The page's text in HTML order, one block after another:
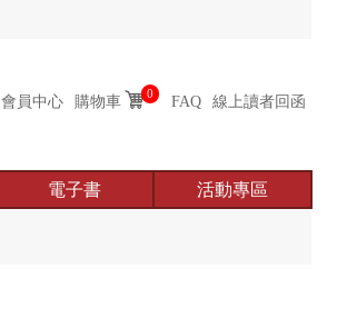
會員中心 購物車 0 FAQ 線上讀者回函
電子書 活動專區